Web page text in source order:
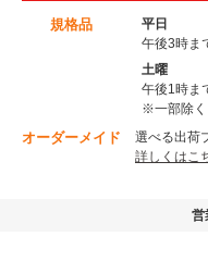
規格品
平日
午後3時ま
土曜
午後1時ま
※一部除く
オーダーメイド
選べる出荷
詳しくはこ
営